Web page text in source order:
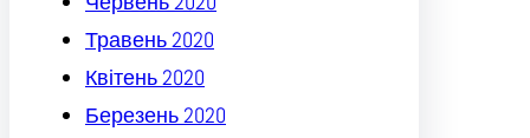
Травень 2020
Квітень 2020
Березень 2020